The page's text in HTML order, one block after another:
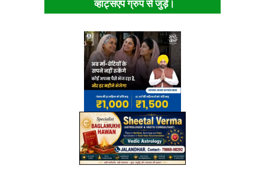
व्हाट्सएप ग्रुप से जुड़ें।